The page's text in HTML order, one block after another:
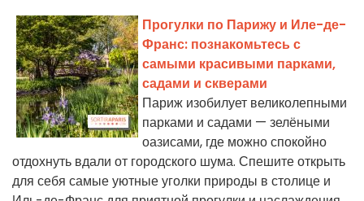
Прогулки по Парижу и Иле-де-
Франс: познакомьтесь с
самыми красивыми парками,
садами и скверами
Париж изобилует великолепными
парками и садами — зелёными
оазисами, где можно спокойно
отдохнуть вдали от городского шума. Спешите открыть
для себя самые уютные уголки природы в столице и